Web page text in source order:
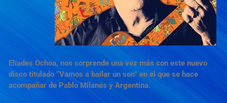
Elíades Ochoa, nos sorprende una vez más con este nuevo
disco titulado “Vamos a bailar un son” en el que se hace
acompañar de Pablo Milanés y Argentina.